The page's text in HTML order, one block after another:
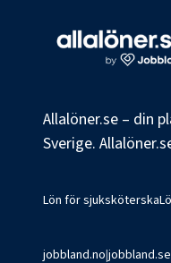
Allalöner.se – din
Sverige.
Lön för sjuksköterska
jobbland.no|jobbland.se